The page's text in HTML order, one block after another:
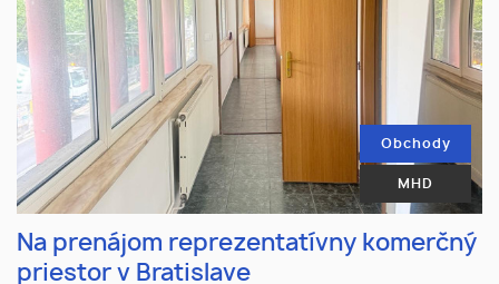
Obchody
MHD
Na prenájom reprezentatívny komerčný
priestor v Bratislave